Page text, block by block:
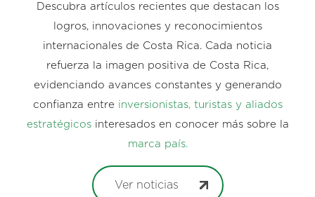
Descubra artículos recientes que destacan los
logros, innovaciones y reconocimientos
internacionales de Costa Rica. Cada noticia
refuerza la imagen positiva de Costa Rica,
evidenciando avances constantes y generando
confianza entre inversionistas, turistas y aliados
estratégicos interesados en conocer más sobre la
marca país.
Ver noticias